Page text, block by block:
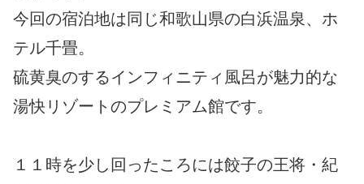
今回の宿泊地は同じ和歌山県の白浜温泉、ホ
テル千畳。
硫黄臭のするインフィニティ風呂が魅力的な
湯快リゾートのプレミアム館です。
１１時を少し回ったころには餃子の王将・紀